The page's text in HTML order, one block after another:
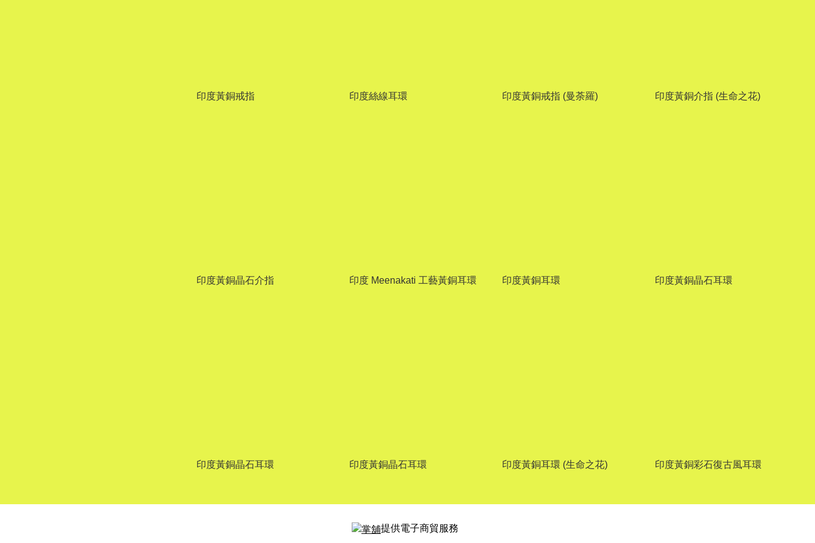
印度黃銅戒指 印度絲線耳環 印度黃銅戒指 (曼荼羅) 印度黃銅介指 (生命之花)
印度黃銅晶石介指 印度 Meenakati 工藝黃銅耳環 印度黃銅耳環 印度黃銅晶石耳環
印度黃銅晶石耳環 印度黃銅晶石耳環 印度黃銅耳環 (生命之花) 印度黃銅彩石復古風耳環
提供電子商貿服務